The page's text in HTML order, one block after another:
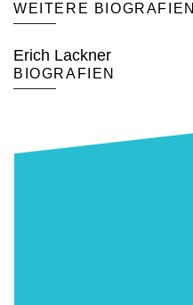
WEITERE BIOGRAFIEN
Erich Lackner
BIOGRAFIEN